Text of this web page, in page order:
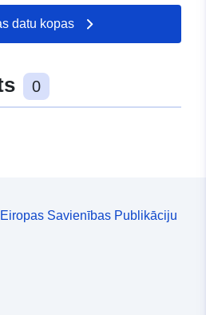
datu kopas
0
Eiropas Savienības Publikāciju